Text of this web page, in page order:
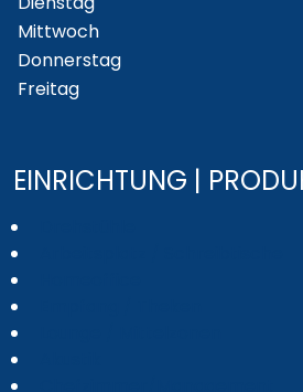
Mittwoch
Donnerstag
Freitag
EINRICHTUNG |